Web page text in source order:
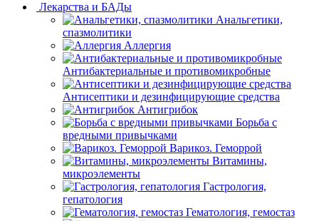
Лекарства и БАДы
Анальгетики,
спазмолитики
Аллергия
Антибактериальные и противомикробные
Антисептики и дезинфицирующие средства
Антигрибок
Борьба с
вредными привычками
Варикоз. Геморрой
Витамины,
микроэлементы
Гастрология,
гепатология
Гематология, гемостаз